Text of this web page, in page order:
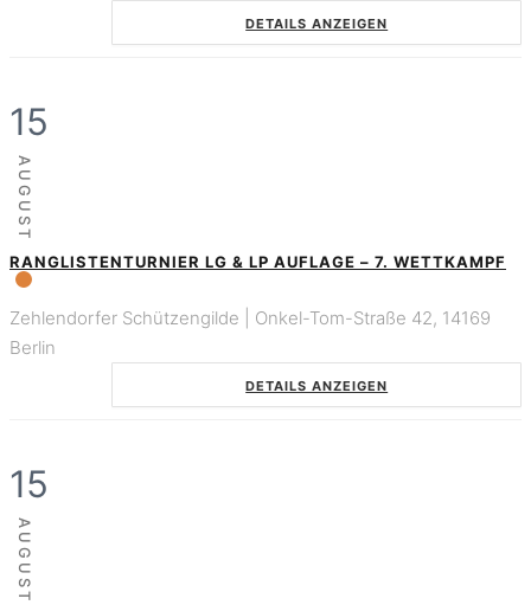
DETAILS ANZEIGEN
15
AUGUST
RANGLISTENTURNIER LG & LP AUFLAGE – 7. WETTKAMPF
Zehlendorfer Schützengilde | Onkel-Tom-Straße 42, 14169
Berlin
DETAILS ANZEIGEN
15
AUGUST